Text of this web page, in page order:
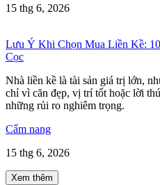
15 thg 6, 2026
Lưu Ý Khi Chọn Mua Liền Kề:
Cọc
Nhà liền kề là tài sản giá trị lớn,
chỉ vì căn đẹp, vị trí tốt hoặc lời
những rủi ro nghiêm trọng.
Cẩm nang
15 thg 6, 2026
Xem thêm